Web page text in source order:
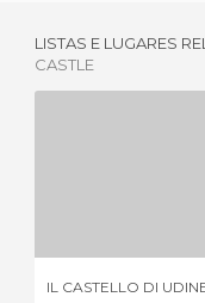
LISTAS E LUGARES
CASTLE
IL CASTELLO DI